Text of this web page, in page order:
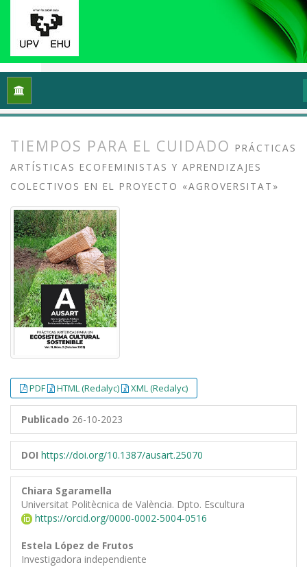
Inicio Vol. 11 Núm. 2 (2023): Prácticas artísticas
TIEMPOS PARA EL CUIDADO PRÁCTICAS
ARTÍSTICAS ECOFEMINISTAS Y APRENDIZAJES
COLECTIVOS EN EL PROYECTO «AGROVERSITAT»
PDF HTML (Redalyc) XML (Redalyc)
Publicado 26-10-2023
DOI https://doi.org/10.1387/ausart.25070
Chiara Sgaramella
Universitat Politècnica de València. Dpto. Escultura
https://orcid.org/0000-0002-5004-0516
Estela López de Frutos
Investigadora independiente